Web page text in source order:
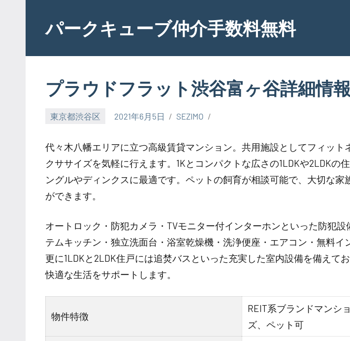
contentパークキューブ仲介手数料無料
プラウドフラット渋谷富ヶ谷詳細情報
東京都渋谷区 2021年6月5日 SEZIMO
代々木八幡エリアに立つ高級賃貸マンション。共用施設としてフィット
クササイズを気軽に行えます。1Kとコンパクトな広さの1LDKや2LDKの
ングルやディンクスに最適です。ペットの飼育が相談可能で、大切な家
ができます。
オートロック・防犯カメラ・TVモニター付インターホンといった防犯設
テムキッチン・独立洗面台・浴室乾燥機・洗浄便座・エアコン・無料イ
更に1LDKと2LDK住戸には追焚バスといった充実した室内設備を備えて
快適な生活をサポートします。
物件特徴
REIT系ブランドマンシ
ズ、ペット可